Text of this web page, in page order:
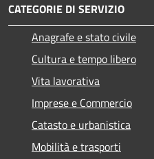
CATEGORIE DI SERVIZIO
Anagrafe e stato civile
Cultura e tempo libero
Vita lavorativa
Imprese e Commercio
Catasto e urbanistica
Mobilità e trasporti